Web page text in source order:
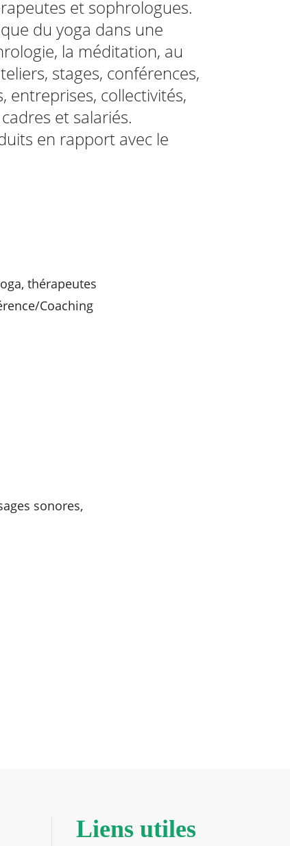
et sophrologues.
du yoga dans une
la méditation, au
stages, conférences,
entreprises, collectivités,
et salariés.
en rapport avec le
thérapeutes
Coaching
sonores,
Liens utiles